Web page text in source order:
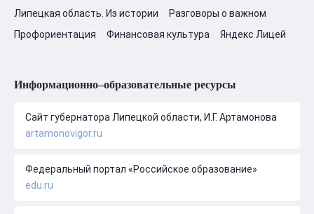
Липецкая область. Из истории
Разговоры о важном
Профориентация
Финансовая культура Яндекс Лицей
Информационно–образовательные ресурсы
Сайт губернатора Липецкой области, И.Г. Артамонова
artamonovigor.ru
Федеральный портал «Российское образование»
edu.ru